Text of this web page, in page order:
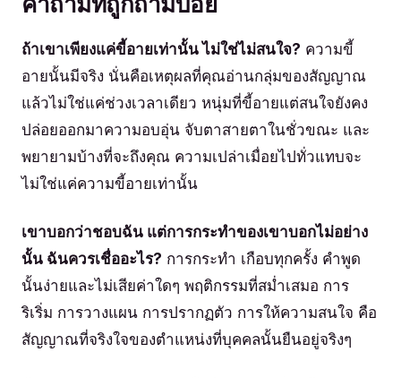
คำถามที่ถูกถามบ่อย
ถ้าเขาเพียงแค่ขี้อายเท่านั้น ไม่ใช่ไม่สนใจ? ความขี้
อายนั้นมีจริง นั่นคือเหตุผลที่คุณอ่านกลุ่มของสัญญาณ
แล้วไม่ใช่แค่ช่วงเวลาเดียว หนุ่มที่ขี้อายแต่สนใจยังคง
ปล่อยออกมาความอบอุ่น จับตาสายตาในชั่วขณะ และ
พยายามบ้างที่จะถึงคุณ ความเปล่าเมื่อยไปทั่วแทบจะ
ไม่ใช่แค่ความขี้อายเท่านั้น
เขาบอกว่าชอบฉัน แต่การกระทำของเขาบอกไม่อย่าง
นั้น ฉันควรเชื่ออะไร? การกระทำ เกือบทุกครั้ง คำพูด
นั้นง่ายและไม่เสียค่าใดๆ พฤติกรรมที่สม่ำเสมอ การ
ริเริ่ม การวางแผน การปรากฏตัว การให้ความสนใจ คือ
สัญญาณที่จริงใจของตำแหน่งที่บุคคลนั้นยืนอยู่จริงๆ